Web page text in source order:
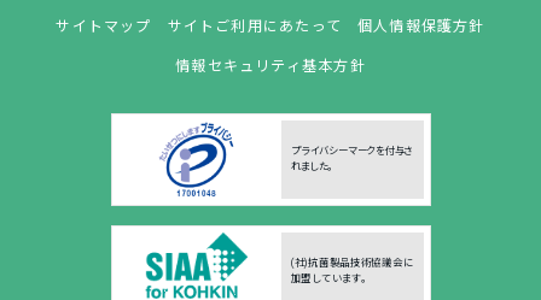
サイトマップ
サイトご利用にあたって
個人情報保護方針
情報セキュリティ基本方針
プライバシーマークを付与さ
れました。
(社)抗菌製品技術協議会に
加盟しています。